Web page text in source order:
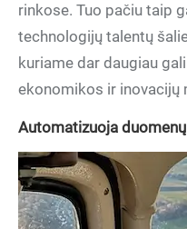
rinkose. Tuo pačiu taip
technologijų talentų
kuriame dar daugiau
ekonomikos ir inovacijų
Automatizuoja